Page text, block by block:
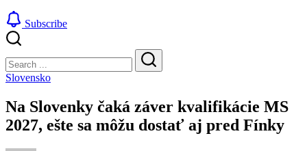
Subscribe
Search
Search
Slovensko
Na Slovenky čaká záver kvalifikácie MS
2027, ešte sa môžu dostať aj pred Fínky